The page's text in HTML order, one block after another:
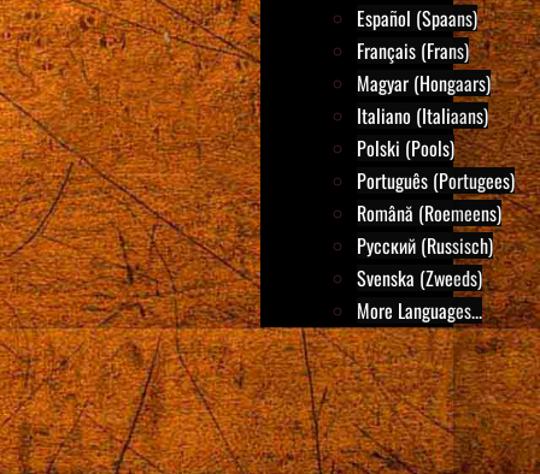
Español (Spaans)
Français (Frans)
Magyar (Hongaars)
Italiano (Italiaans)
Polski (Pools)
Português (Portugees)
Română (Roemeens)
Русский (Russisch)
Svenska (Zweeds)
More Languages...